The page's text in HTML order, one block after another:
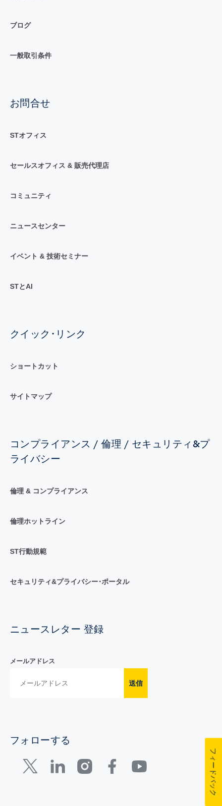
ブログ
一般取引条件
お問合せ
STオフィス
セールスオフィス & 販売代理店
コミュニティ
ニュースセンター
イベント & 技術セミナー
STとAI
クイック･リンク
ショートカット
サイトマップ
コンプライアンス / 倫理 / セキュリティ&プ
ライバシー
倫理 & コンプライアンス
倫理ホットライン
ST行動規範
セキュリティ&プライバシー･ポータル
ニュースレター 登録
メールアドレス
送信
フォローする
フィードバック